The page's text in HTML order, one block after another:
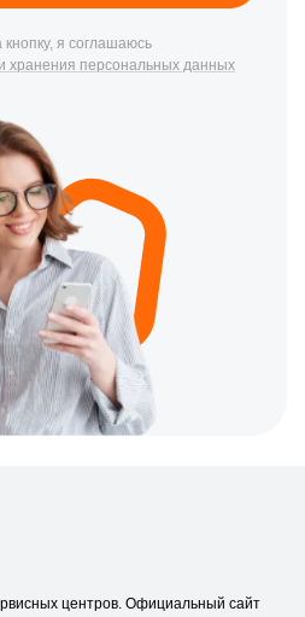
я соглашаюсь
хранения персональных данных
центров. Официальный сайт